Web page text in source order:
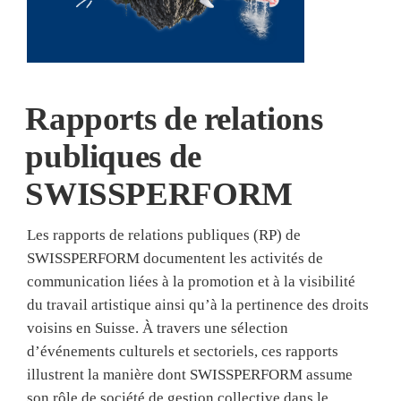
Rapports de relations
publiques de
SWISSPERFORM
Les rapports de relations publiques (RP) de
SWISSPERFORM documentent les activités de
communication liées à la promotion et à la visibilité
du travail artistique ainsi qu’à la pertinence des droits
voisins en Suisse. À travers une sélection
d’événements culturels et sectoriels, ces rapports
illustrent la manière dont SWISSPERFORM assume